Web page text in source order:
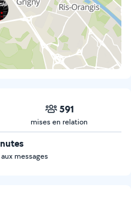
591
mises en relation
messages